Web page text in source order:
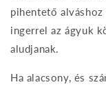
pihentető
ingerrel az ágyuk
aludjanak.
Ha alacsony, és